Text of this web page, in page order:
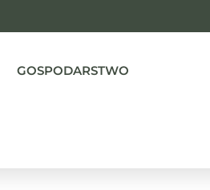
GOSPODARSTWO